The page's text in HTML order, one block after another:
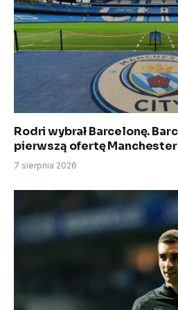
Rodri wybrał Barcelonę.
pierwszą ofertę
7 sierpnia 2026